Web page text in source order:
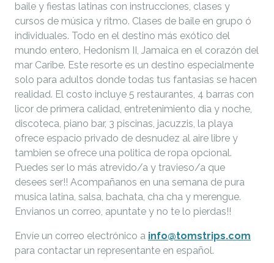
baile y fiestas latinas con instrucciones, clases y
cursos de música y ritmo. Clases de baile en grupo ó
individuales. Todo en el destino más exótico del
mundo entero, Hedonism II, Jamaica en el corazón del
mar Caribe. Este resorte es un destino especialmente
solo para adultos donde todas tus fantasias se hacen
realidad. El costo incluye 5 restaurantes, 4 barras con
licor de primera calidad, entretenimiento dia y noche,
discoteca, piano bar, 3 piscinas, jacuzzis, la playa
ofrece espacio privado de desnudez al aire libre y
tambien se ofrece una politica de ropa opcional.
Puedes ser lo más atrevido/a y travieso/a que
desees ser!! Acompañanos en una semana de pura
musica latina, salsa, bachata, cha cha y merengue.
Envianos un correo, apuntate y no te lo pierdas!!
Envíe un correo electrónico a info@tomstrips.com
para contactar un representante en español.